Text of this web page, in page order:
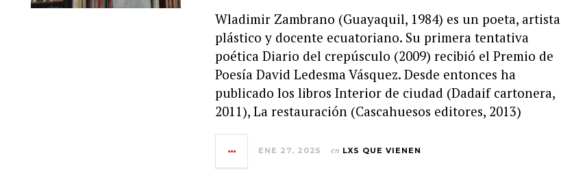
Wladimir Zambrano (Guayaquil, 1984) es un poeta, artista
plástico y docente ecuatoriano. Su primera tentativa
poética Diario del crepúsculo (2009) recibió el Premio de
Poesía David Ledesma Vásquez. Desde entonces ha
publicado los libros Interior de ciudad (Dadaif cartonera,
2011), La restauración (Cascahuesos editores, 2013)
ENE 27, 2025 en LXS QUE VIENEN